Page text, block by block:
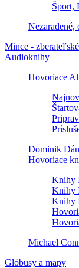
Šport,
Nezaradené,
Mince -
Audioknihy
Hovoriace
Dominik
Hovoriace
Knihy
Knihy
Knihy
Michael
Glóbusy a mapy